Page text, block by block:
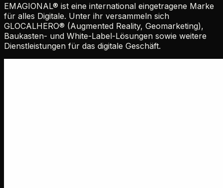
EMAGIONAL® ist eine international eingetragene Marke
für alles Digitale. Unter ihr versammeln sich
GLOCALHERO® (Augmented Reality, Geomarketing),
Baukasten- und White-Label-Lösungen sowie weitere
Dienstleistungen für das digitale Geschäft.